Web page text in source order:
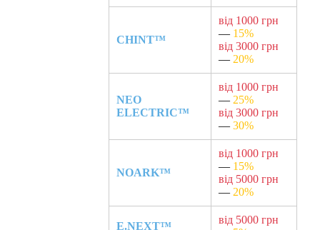
CHINT™
від 1000 грн
— 15%
від 3000 грн
— 20%
NEO
ELECTRIC™
від 1000 грн
— 25%
від 3000 грн
— 30%
NOARK™
від 1000 грн
— 15%
від 5000 грн
— 20%
E.NEXT™
від 5000 грн